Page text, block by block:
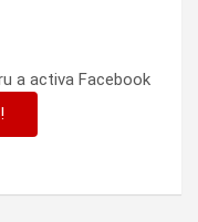
a activa Facebook